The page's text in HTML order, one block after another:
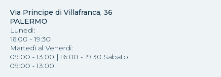
Via Principe di Villafranca, 36
PALERMO
Lunedì:
16:00 - 19:30
Martedì al Venerdi:
09:00 - 13:00 | 16:00 - 19:30 Sabato:
09:00 - 13:00